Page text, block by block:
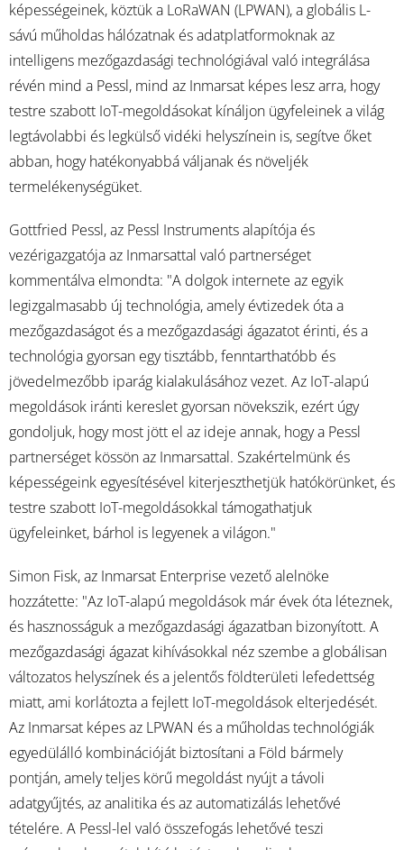
képességeinek, köztük a LoRaWAN (LPWAN), a globális L-
sávú műholdas hálózatnak és adatplatformoknak az
intelligens mezőgazdasági technológiával való integrálása
révén mind a Pessl, mind az Inmarsat képes lesz arra, hogy
testre szabott IoT-megoldásokat kínáljon ügyfeleinek a világ
legtávolabbi és legkülső vidéki helyszínein is, segítve őket
abban, hogy hatékonyabbá váljanak és növeljék
termelékenységüket.
Gottfried Pessl, az Pessl Instruments alapítója és
vezérigazgatója az Inmarsattal való partnerséget
kommentálva elmondta: "A dolgok internete az egyik
legizgalmasabb új technológia, amely évtizedek óta a
mezőgazdaságot és a mezőgazdasági ágazatot érinti, és a
technológia gyorsan egy tisztább, fenntarthatóbb és
jövedelmezőbb iparág kialakulásához vezet. Az IoT-alapú
megoldások iránti kereslet gyorsan növekszik, ezért úgy
gondoljuk, hogy most jött el az ideje annak, hogy a Pessl
partnerséget kössön az Inmarsattal. Szakértelmünk és
képességeink egyesítésével kiterjeszthetjük hatókörünket, és
testre szabott IoT-megoldásokkal támogathatjuk
ügyfeleinket, bárhol is legyenek a világon."
Simon Fisk, az Inmarsat Enterprise vezető alelnöke
hozzátette: "Az IoT-alapú megoldások már évek óta léteznek,
és hasznosságuk a mezőgazdasági ágazatban bizonyított. A
mezőgazdasági ágazat kihívásokkal néz szembe a globálisan
változatos helyszínek és a jelentős földterületi lefedettség
miatt, ami korlátozta a fejlett IoT-megoldások elterjedését.
Az Inmarsat képes az LPWAN és a műholdas technológiák
egyedülálló kombinációját biztosítani a Föld bármely
pontján, amely teljes körű megoldást nyújt a távoli
adatgyűjtés, az analitika és az automatizálás lehetővé
tételére. A Pessl-lel való összefogás lehetővé teszi